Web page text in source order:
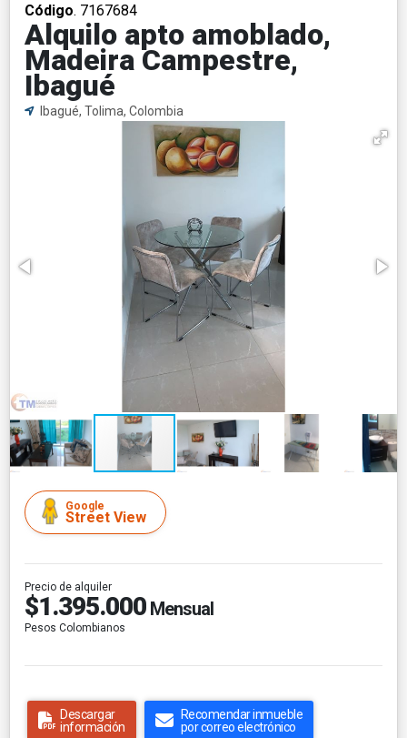
Código. 7167684
Alquilo apto amoblado,
Madeira Campestre,
Ibagué
Ibagué, Tolima, Colombia
Google
Street View
Precio de alquiler
$1.395.000 Mensual
Pesos Colombianos
Descargar
información
Recomendar inmueble
por correo electrónico